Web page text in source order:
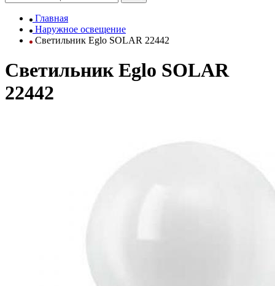
Главная
Наружное освещение
Светильник Eglo SOLAR 22442
Светильник Eglo SOLAR
22442